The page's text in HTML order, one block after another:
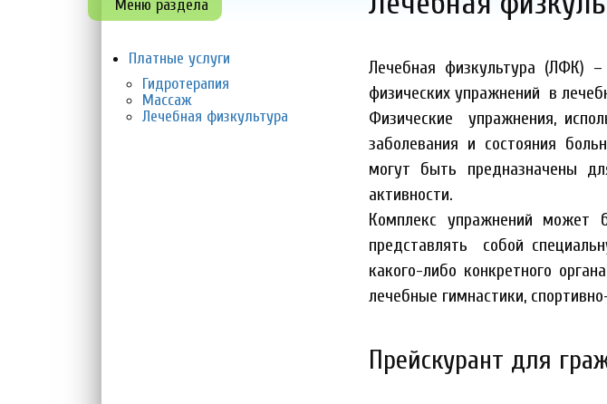
Лечебная физкультура (ЛФК)
физических упражнений в
Физические упражнения,
заболевания и состояния
могут быть предназначены
активности.
Комплекс упражнений может
представлять собой
какого-либо конкретного
лечебные гимнастики,
Прейскурант для
Меню раздела
Платные услуги
Гидротерапия
Массаж
Лечебная физкультура